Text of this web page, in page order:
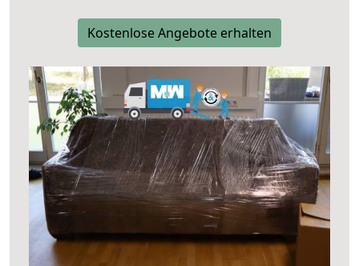
Kostenlose Angebote erhalten